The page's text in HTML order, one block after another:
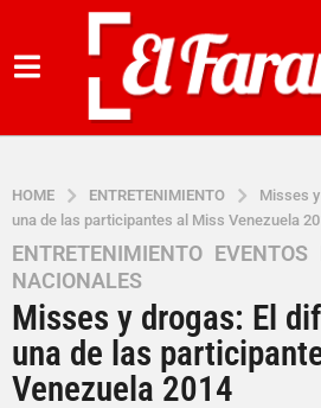
HOME ENTRETENIMIENTO
Misses
una de las participantes al Miss Venezuela
1
2
a
ñ
o
s
ENTRETENIMIENTO ,EVENTOS
NACIONALES
Misses y drogas: El
una de las
Venezuela 2014